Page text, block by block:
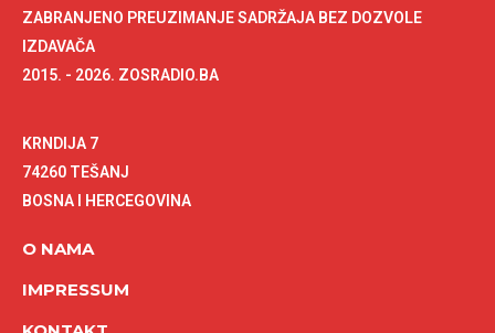
ZABRANJENO PREUZIMANJE SADRŽAJA BEZ DOZVOLE
IZDAVAČA
2015. - 2026. ZOSRADIO.BA
KRNDIJA 7
74260 TEŠANJ
BOSNA I HERCEGOVINA
O NAMA
IMPRESSUM